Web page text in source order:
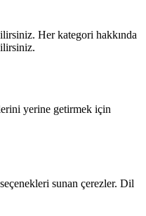
Her kategori hakkında
yerine getirmek için
sunan çerezler. Dil